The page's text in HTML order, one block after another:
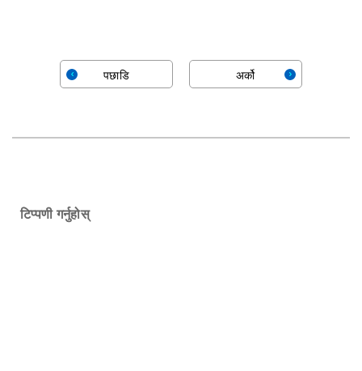
पछाडि अर्को
टिप्पणी गर्नुहोस्